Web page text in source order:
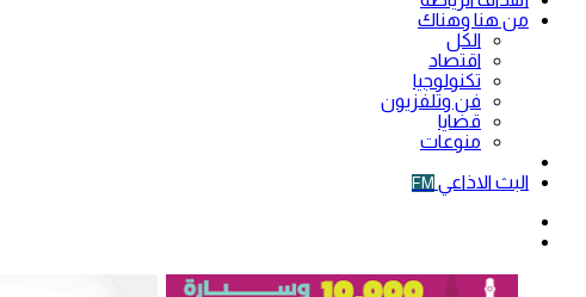
من هنا وهناك
الكل
اقتصاد
تكنولوجيا
فن وتلفزيون
قضايا
منوعات
البث الاذاعي FM